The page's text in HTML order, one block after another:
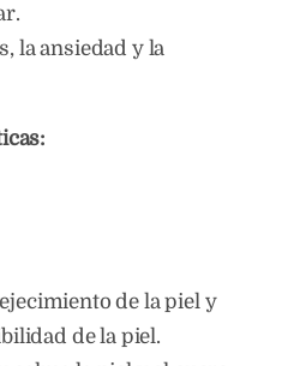
la ansiedad y la
de la piel y
de la piel.